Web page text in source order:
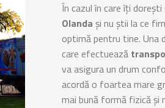
În cazul în care îți
Olanda și nu știi la ce
optimă pentru tine. Una
care efectuează
va asigura un drum
acordă o foartea mare
mai bună formă fizică și